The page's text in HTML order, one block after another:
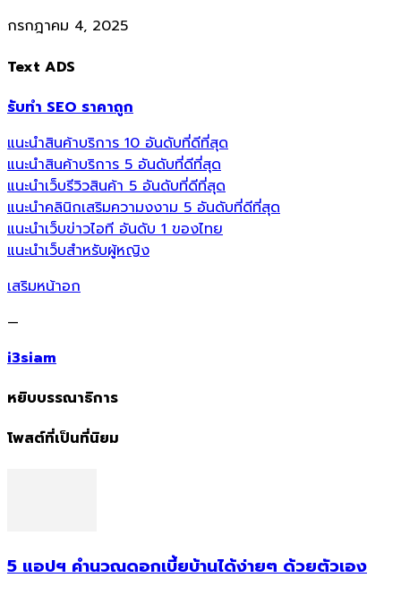
กรกฎาคม 4, 2025
Text ADS
รับทำ SEO ราคาถูก
แนะนำสินค้าบริการ 10 อันดับที่ดีที่สุด
แนะนำสินค้าบริการ 5 อันดับที่ดีที่สุด
แนะนำเว็บรีวิวสินค้า 5 อันดับที่ดีที่สุด
แนะนำคลินิกเสริมความงงาม 5 อันดับที่ดีที่สุด
แนะนำเว็บข่าวไอที อันดับ 1 ของไทย
แนะนำเว็บสำหรับผู้หญิง
เสริมหน้าอก
—
i3siam
หยิบบรรณาธิการ
โพสต์ที่เป็นที่นิยม
5 แอปฯ คำนวณดอกเบี้ยบ้านได้ง่ายๆ ด้วยตัวเอง